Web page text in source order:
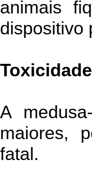
animais
dispositivo
A
maiores,
fatal.